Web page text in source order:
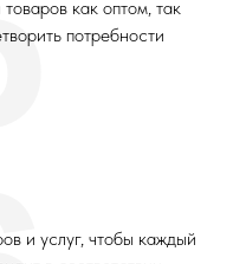
как оптом, так
потребности
и услуг, чтобы каждый